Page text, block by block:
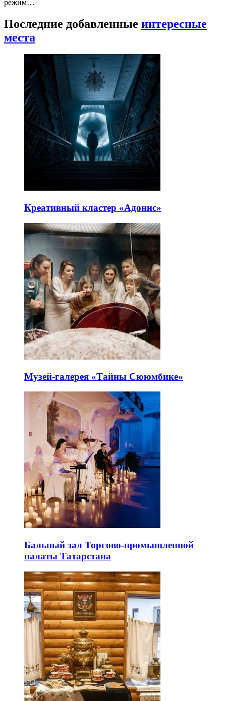
режим…
Последние добавленные интересные
места
Креативный кластер «Адонис»
Музей-галерея «Тайны Сююмбике»
Бальный зал Торгово-промышленной
палаты Татарстана